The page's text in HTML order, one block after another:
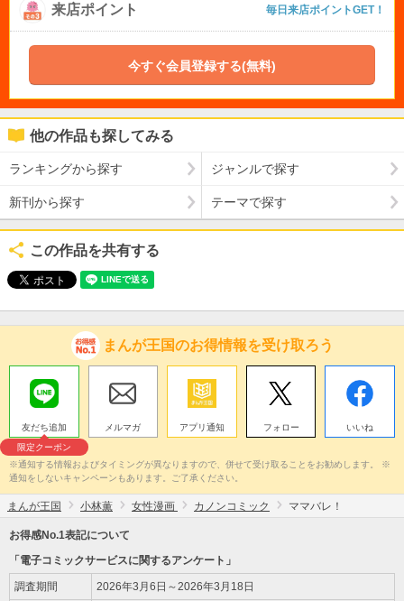
来店ポイント 毎日来店ポイントGET！
今すぐ会員登録する(無料)
他の作品も探してみる
ランキングから探す ジャンルで探す
新刊から探す テーマで探す
この作品を共有する
まんが王国のお得情報を受け取ろう
友だち追加
限定クーポン
メルマガ アプリ通知 フォロー いいね
※通知する情報およびタイミングが異なりますので、併せて受け取ることをお勧めします。 ※
通知をしないキャンペーンもあります。ご了承ください。
まんが王国 小林薫 女性漫画 カノンコミック ママバレ！
お得感No.1表記について
「電子コミックサービスに関するアンケート」
調査期間 2026年3月6日～2026年3月18日